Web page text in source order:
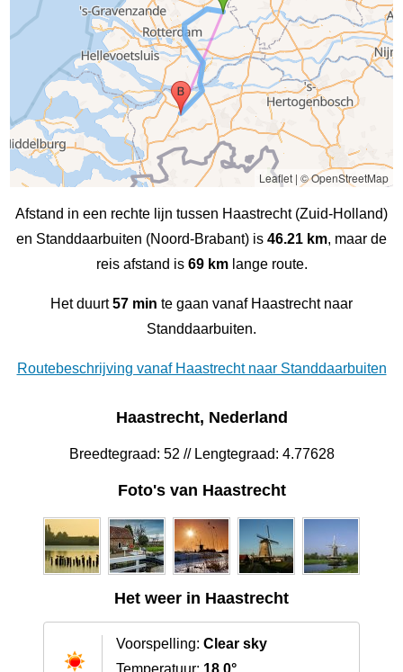
Leaflet| © OpenStreetMap
Afstand in een rechte lijn tussen Haastrecht (Zuid-Holland)
en Standdaarbuiten (Noord-Brabant) is 46.21 km, maar de
reis afstand is 69 kmlange route.
Het duurt57 min te gaan vanaf Haastrecht naar
Standdaarbuiten.
Routebeschrijving vanaf Haastrecht naar Standdaarbuiten
Haastrecht, Nederland
Breedtegraad: 52 // Lengtegraad: 4.77628
Foto's van Haastrecht
Het weer in Haastrecht
Voorspelling: Clear sky